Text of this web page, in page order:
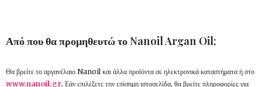
Από που θα προμηθευτώ το Nanoil Argan Oil;
Θα βρείτε το αργανέλαιο Nanoil και άλλα προϊόντα σε ηλεκτρονικά καταστήματα ή στο
www.nanoil.gr. Εάν επιλέξετε την επίσημη ιστοσελίδα, θα βρείτε πληροφορίες για